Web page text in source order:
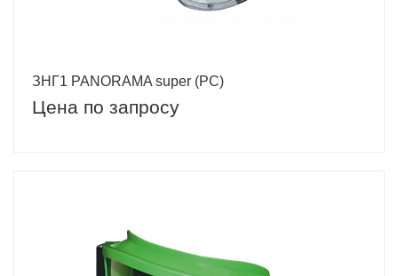
ЗНГ1 PANORAMA super (PC)
Цена по запросу